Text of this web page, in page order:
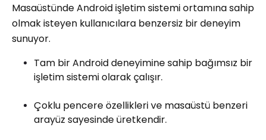
Masaüstünde Android işletim sistemi ortamına sahip
olmak isteyen kullanıcılara benzersiz bir deneyim
sunuyor.
Tam bir Android deneyimine sahip bağımsız bir
işletim sistemi olarak çalışır.
Çoklu pencere özellikleri ve masaüstü benzeri
arayüz sayesinde üretkendir.